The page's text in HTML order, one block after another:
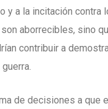
y a la incitación
aborrecibles, sino
contribuir a
de decisiones a que